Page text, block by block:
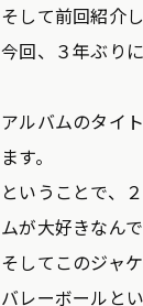
そして前回紹介
今回、３年ぶり
アルバムのタイ
ます。
ということで、
ムが大好きなん
そしてこのジャ
バレーボールと